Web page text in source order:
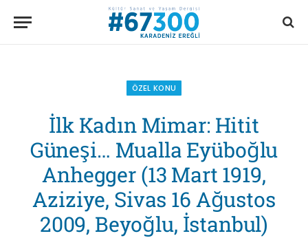
ÖZEL KONU
İlk Kadın Mimar: Hitit
Güneşi… Mualla Eyüboğlu
Anhegger (13 Mart 1919,
Aziziye, Sivas 16 Ağustos
2009, Beyoğlu, İstanbul)